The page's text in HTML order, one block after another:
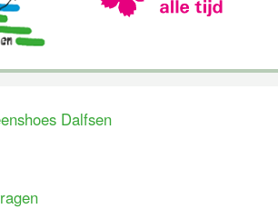
Dalfsen